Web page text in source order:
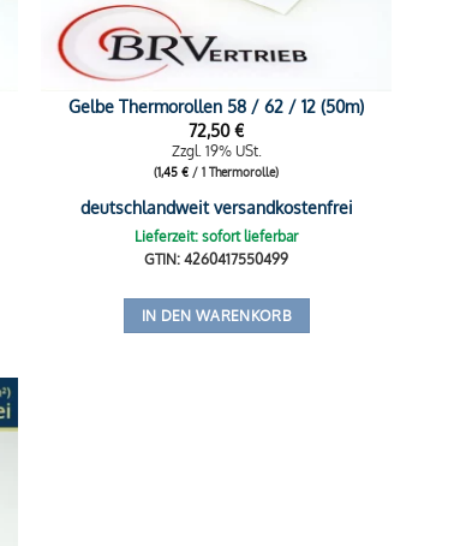
Gelbe Thermorollen 58 / 62 / 12 (50m)
72,50€
Zzgl. 19% USt.
(1,45€ / 1 Thermorolle)
deutschlandweit versandkostenfrei
Lieferzeit: sofort lieferbar
GTIN: 4260417550499
IN DEN WARENKORB